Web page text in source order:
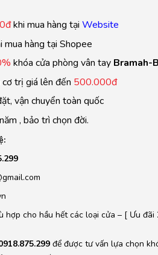
khi mua hàng tại Website
mua hàng tại Shopee
khóa cửa phòng vân tay Bramah-
trị giá lên đến 500.000đ
vận chuyển toàn quốc
năm , bảo trì chọn đời.
hợp cho hầu hết các loại cửa – [ Ưu đãi
để được tư vấn lựa chọn